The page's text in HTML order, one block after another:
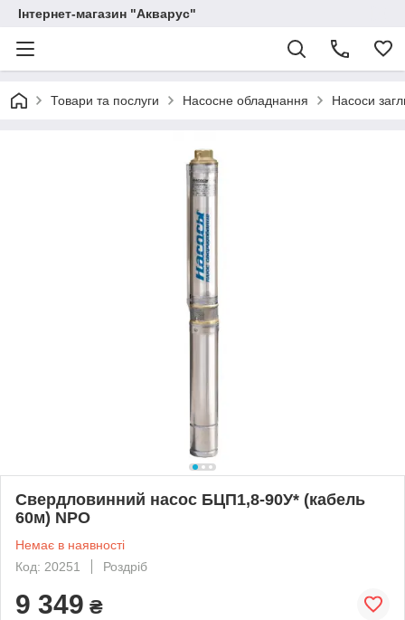
Інтернет-магазин "Акварус"
Товари та послуги Насосне обладнання Насоси
Свердловинний насос БЦП1,8-90У* (кабель
60м) NPO
Немає в наявності
Код: 20251
Роздріб
9 349 ₴